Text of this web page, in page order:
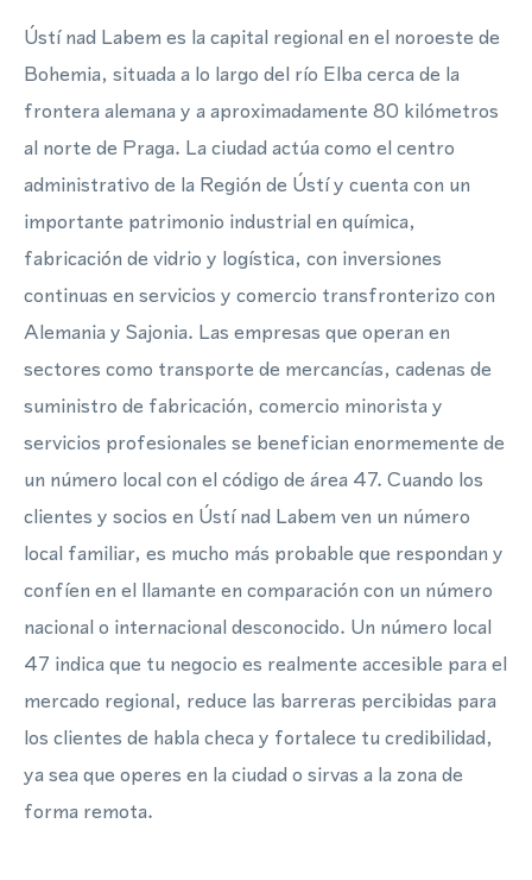
Ústí nad Labem es la capital regional en el noroeste de
Bohemia, situada a lo largo del río Elba cerca de la
frontera alemana y a aproximadamente 80 kilómetros
al norte de Praga. La ciudad actúa como el centro
administrativo de la Región de Ústí y cuenta con un
importante patrimonio industrial en química,
fabricación de vidrio y logística, con inversiones
continuas en servicios y comercio transfronterizo con
Alemania y Sajonia. Las empresas que operan en
sectores como transporte de mercancías, cadenas de
suministro de fabricación, comercio minorista y
servicios profesionales se benefician enormemente de
un número local con el código de área 47. Cuando los
clientes y socios en Ústí nad Labem ven un número
local familiar, es mucho más probable que respondan y
confíen en el llamante en comparación con un número
nacional o internacional desconocido. Un número local
47 indica que tu negocio es realmente accesible para el
mercado regional, reduce las barreras percibidas para
los clientes de habla checa y fortalece tu credibilidad,
ya sea que operes en la ciudad o sirvas a la zona de
forma remota.